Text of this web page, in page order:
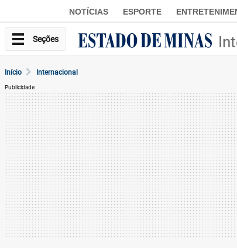
NOTÍCIAS ESPORTE
Seções
Início Internacional
Publicidade